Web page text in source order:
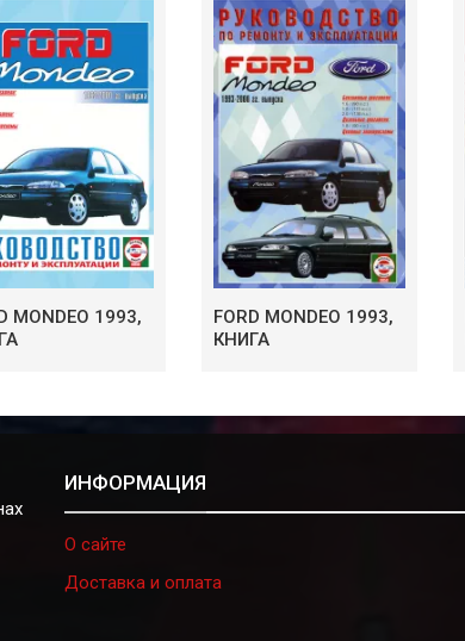
MONDEO 1993,
FORD MONDEO 1993,
КНИГА
ИНФОРМАЦИЯ
О сайте
Доставка и оплата